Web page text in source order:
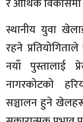
र आर्थिक विकासमा
स्थानीय युवा
रहने
नयाँ पुस्तालाई
नागरकोटको
सञ्चालन हुने